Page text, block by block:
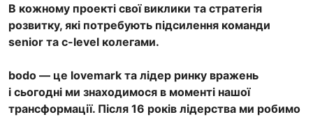
В кожному проекті свої виклики та стратегія
розвитку, які потребують підсилення команди
senior та c-level колегами.
bodo — це lovemark та лідер ринку вражень
і сьогодні ми знаходимося в моменті нашої
трансформації. Після 16 років лідерства ми робимо